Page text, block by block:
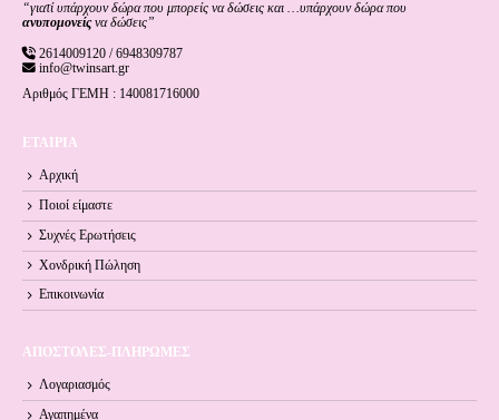
“γιατί υπάρχουν δώρα που μπορείς να δώσεις και …υπάρχουν δώρα που
ανυπομονείςνα δώσεις”
2614009120 / 6948309787
info@twinsart.gr
Αριθμός ΓΕΜΗ : 140081716000
ΕΤΑΙΡΙΑ
Αρχική
Ποιοί είμαστε
Συχνές Ερωτήσεις
Χονδρική Πώληση
Επικοινωνία
ΑΠΟΣΤΟΛΕΣ-ΠΛΗΡΩΜΕΣ
Λογαριασμός
Αγαπημένα